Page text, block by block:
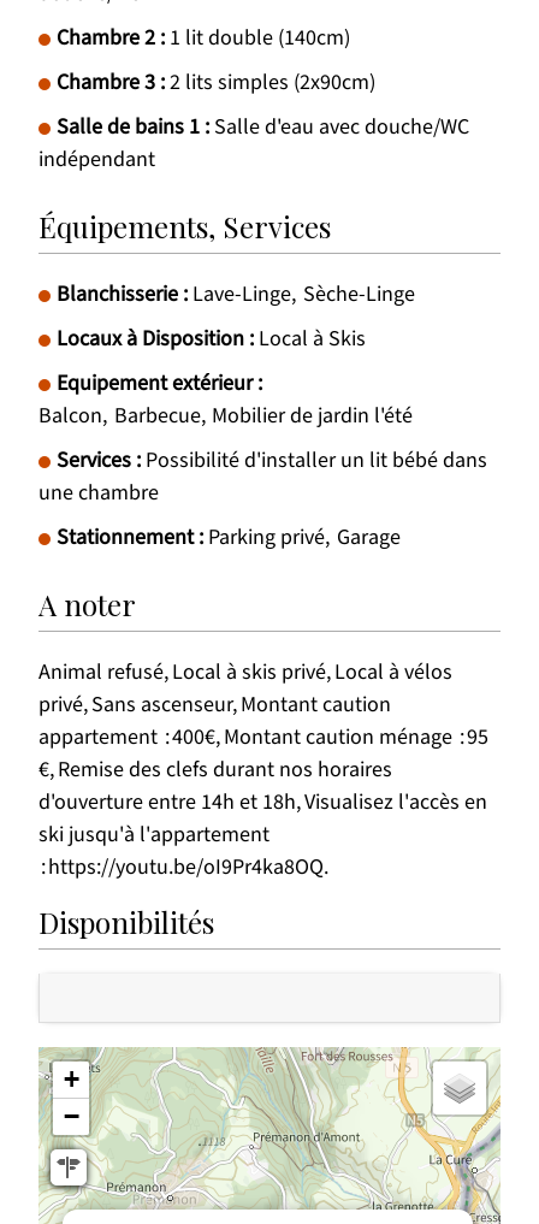
Chambre 2 : 1 lit double (140cm)
Chambre 3 :2 lits simples (2x90cm)
Salle de bains 1 : Salle d'eau avec douche/WC
indépendant
Équipements, Services
Blanchisserie : Lave-Linge Sèche-Linge
Locaux à Disposition : Local à Skis
Equipement extérieur:
Balcon Barbecue Mobilier de jardin l'été
Services : Possibilité d'installer un lit bébé dans
une chambre
Stationnement: Parking privé Garage
A noter
Animal refusé Local à skis privé Local à vélos
privé Sans ascenseur Montant caution
appartement 400€ Montant caution ménage 95
€ Remise des clefs durant nos horaires
d'ouverture entre 14h et 18h Visualisez l'accès en
ski jusqu'à l'appartement
https://youtu.be/oI9Pr4ka8OQ
Disponibilités
+
−